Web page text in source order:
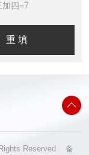
四=7
Reserved 备